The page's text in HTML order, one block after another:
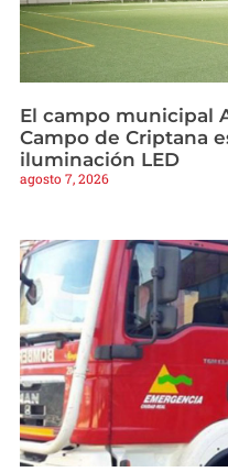
El campo municipal
Campo de Criptana
iluminación LED
agosto 7, 2026